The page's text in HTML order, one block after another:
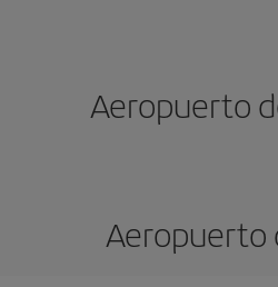
Aeropuerto
Aeropuerto